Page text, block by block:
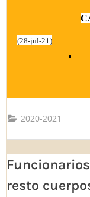
(28-jul-21)
2020-2021
resto